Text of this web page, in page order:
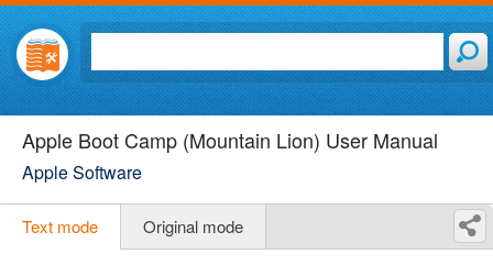
Apple Boot Camp (Mountain Lion) User Manual
Apple Software
Text mode Original mode